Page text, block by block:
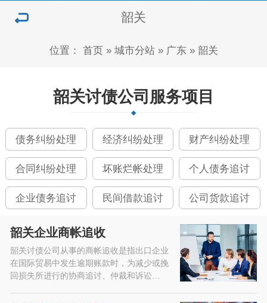
韶关
位置： 首页 » 城市分站» 广东» 韶关
韶关讨债公司服务项目
债务纠纷处理 经济纠纷处理 财产纠纷处理
合同纠纷处理 坏账烂帐处理 个人债务追讨
企业债务追讨 民间借款追讨 公司货款追讨
韶关企业商帐追收
韶关讨债公司从事的商帐追收是指出口企业
在国际贸易中发生逾期账款时，为减少或挽
回损失所进行的协商追讨、仲裁和诉讼…